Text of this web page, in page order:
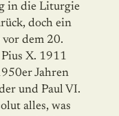
in die Liturgie
doch ein
dem 20.
X. 1911
Jahren
und Paul VI.
alles, was